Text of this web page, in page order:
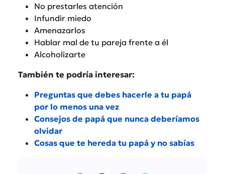
No prestarles atención
Infundir miedo
Amenazarlos
Hablar mal de tu pareja frente a él
Alcoholizarte
También te podría interesar:
Preguntas que debes hacerle a tu papá
por lo menos una vez
Consejos de papá que nunca deberíamos
olvidar
Cosas que te hereda tu papá y no sabías